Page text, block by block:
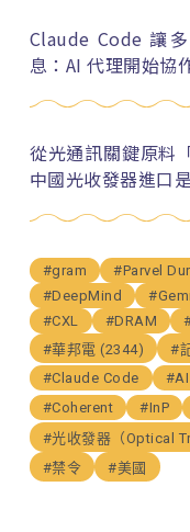
Claude Code 讓
息：AI 代理開始協
從光通訊關鍵原料
中國光收發器進口
#gram #Parvel
#DeepMind
#CXL
#DRAM
#華邦電 (2344)
#
#Claude Code
#AI
#Coherent
#InP
#光收發器（Optical
#禁令
#美國